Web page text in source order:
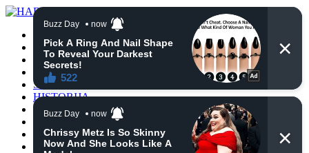
VIJESTI
BIH
TURSKA
SVIJET
HISTORIJA
RELIGIJA
ZANIMLJIVOSTI
CRNA HRONIKA
OBAVIJESTI